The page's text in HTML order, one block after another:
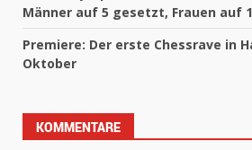
Männer auf 5 gesetzt, Frauen auf
Premiere: Der erste Chessrave in
Oktober
KOMMENTARE